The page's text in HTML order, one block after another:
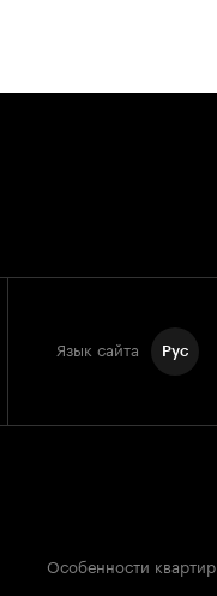
Язык сайта Рус
Особенности квартир